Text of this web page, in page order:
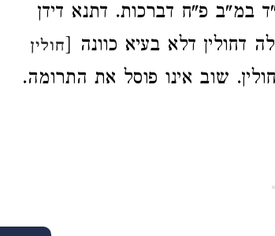
במ"ב פ"ח דברכות. דתנא דידן
דחולין דלא בעיא כוונה [חולין
שוב אינו פוסל את התרומה.